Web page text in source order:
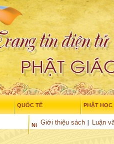
QUỐC TẾ PHẬT HỌC
NGHIÊN CỨU
Giới thiệu sách Luận